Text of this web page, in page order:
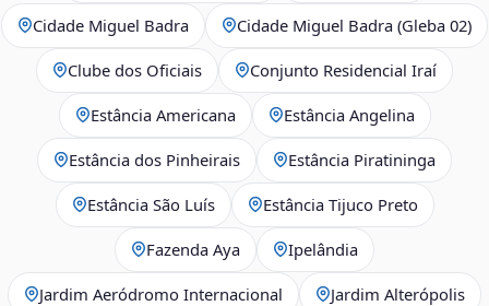
Cidade Miguel Badra Cidade Miguel Badra (Gleba 02)
Clube dos Oficiais Conjunto Residencial Iraí
Estância Americana Estância Angelina
Estância dos Pinheirais Estância Piratininga
Estância São Luís Estância Tijuco Preto
Fazenda Aya Ipelândia
Jardim Aeródromo Internacional Jardim Alterópolis